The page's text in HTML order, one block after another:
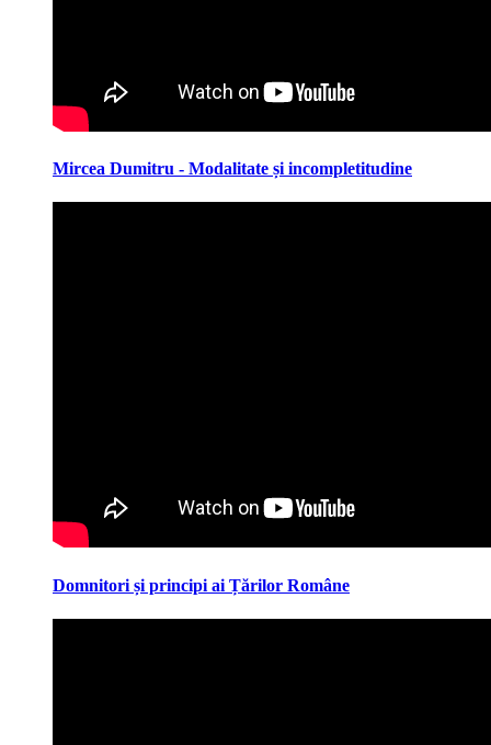
Mircea Dumitru - Modalitate și incompletitudine
Domnitori și principi ai Țărilor Române